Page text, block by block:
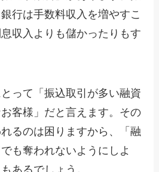
行は手数料収入を増やすこ
収入よりも儲かったりもす
って「振込取引が多い融資
客様」だと言えます。その
るのは困りますから、「融
も奪われないようにしよ
あるでしょう。